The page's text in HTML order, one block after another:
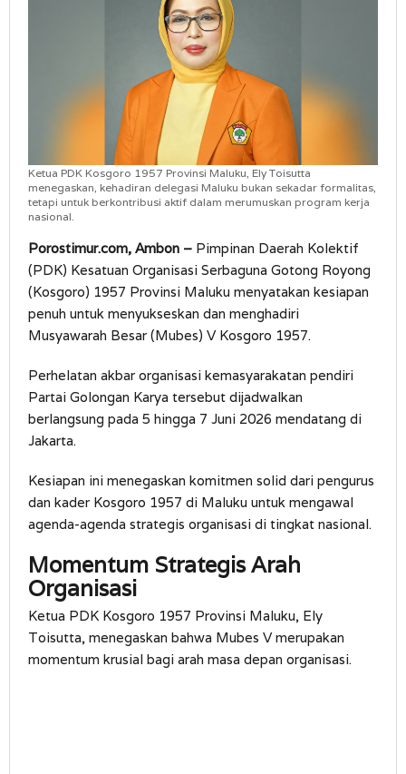
Ketua PDK Kosgoro 1957 Provinsi Maluku, Ely Toisutta
menegaskan, kehadiran delegasi Maluku bukan sekadar formalitas,
tetapi untuk berkontribusi aktif dalam merumuskan program kerja
nasional.
Porostimur.com, Ambon – Pimpinan Daerah Kolektif
(PDK) Kesatuan Organisasi Serbaguna Gotong Royong
(Kosgoro) 1957 Provinsi Maluku menyatakan kesiapan
penuh untuk menyukseskan dan menghadiri
Musyawarah Besar (Mubes) V Kosgoro 1957.
Perhelatan akbar organisasi kemasyarakatan pendiri
Partai Golongan Karya tersebut dijadwalkan
berlangsung pada 5 hingga 7 Juni 2026 mendatang di
Jakarta.
Kesiapan ini menegaskan komitmen solid dari pengurus
dan kader Kosgoro 1957 di Maluku untuk mengawal
agenda-agenda strategis organisasi di tingkat nasional.
Momentum Strategis Arah
Organisasi
Ketua PDK Kosgoro 1957 Provinsi Maluku, Ely
Toisutta, menegaskan bahwa Mubes V merupakan
momentum krusial bagi arah masa depan organisasi.